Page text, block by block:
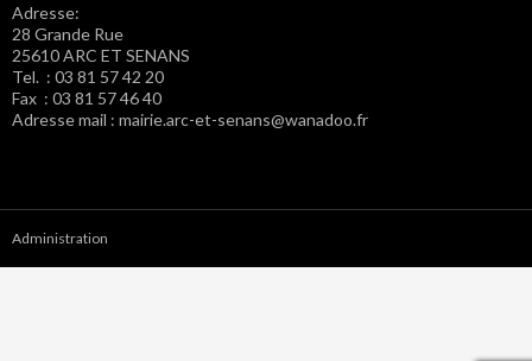
Adresse:
28 Grande Rue
25610 ARC ET SENANS
Tel. : 03 81 57 42 20
Fax : 03 81 57 46 40
Adresse mail : mairie.arc-et-senans@wanadoo.fr
Administration